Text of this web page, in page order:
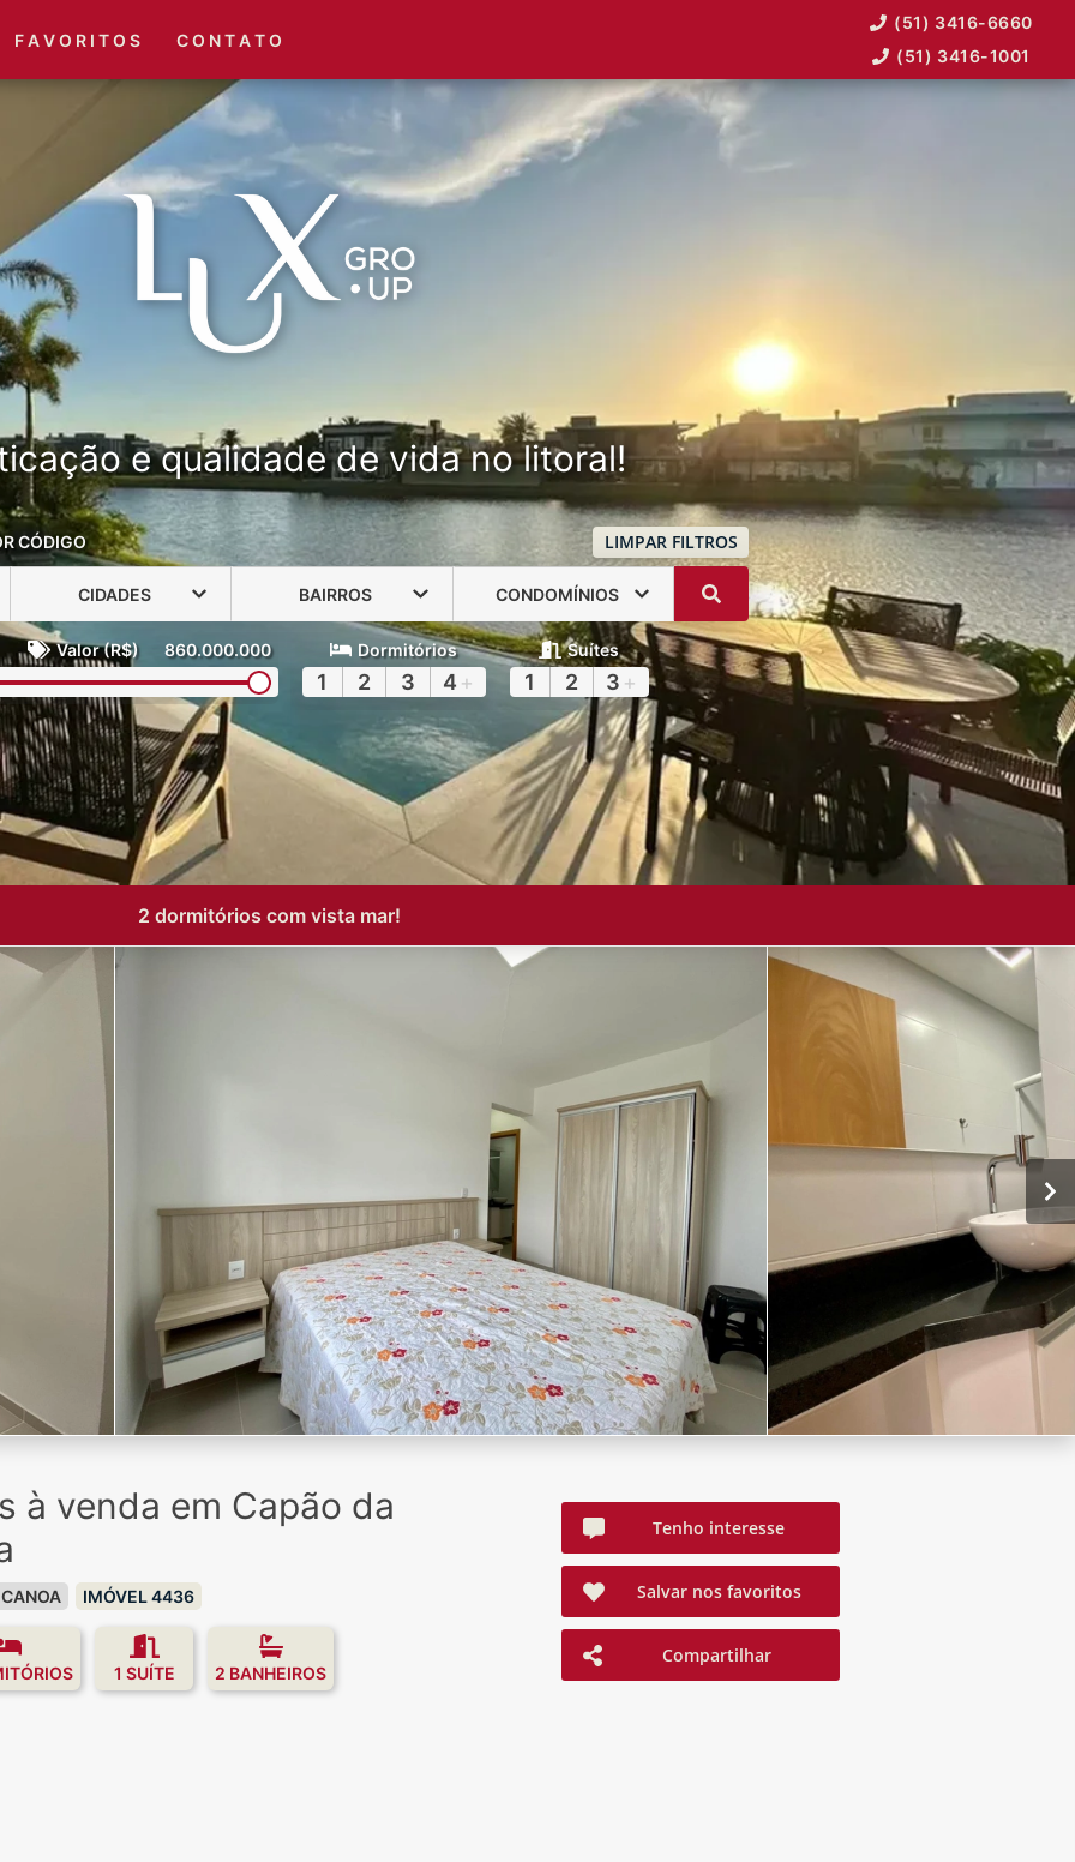
(51) 3416-6660
F A V O R I T O S C O N T A T O
(51) 3416-6660
(51) 3416-1001
e qualidade de vida no litoral!
CÓDIGO LIMPAR FILTROS
CIDADES BAIRROS CONDOMÍNIOS
Valor (R$) 860.000.000 Dormitórios
1 2 3 4 +
Suítes
1 2 3 +
2 dormitórios com vista mar!
à venda em Capão da
IMÓVEL 4436
1 SUÍTE 2 BANHEIROS
Tenho interesse
Salvar nos favoritos
Compartilhar